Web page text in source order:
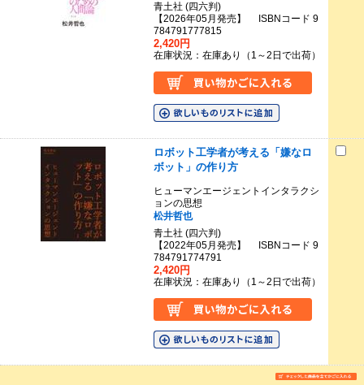
青土社 (四六判)
【2026年05月発売】 ISBNコード 9
784791777815
2,420円
在庫状況：在庫あり（1～2日で出荷）
ロボット工学者が考える「嫌なロ
ボット」の作り方
ヒューマンエージェントインタラクシ
ョンの思想
松井哲也
青土社 (四六判)
【2022年05月発売】 ISBNコード 9
784791774791
2,420円
在庫状況：在庫あり（1～2日で出荷）